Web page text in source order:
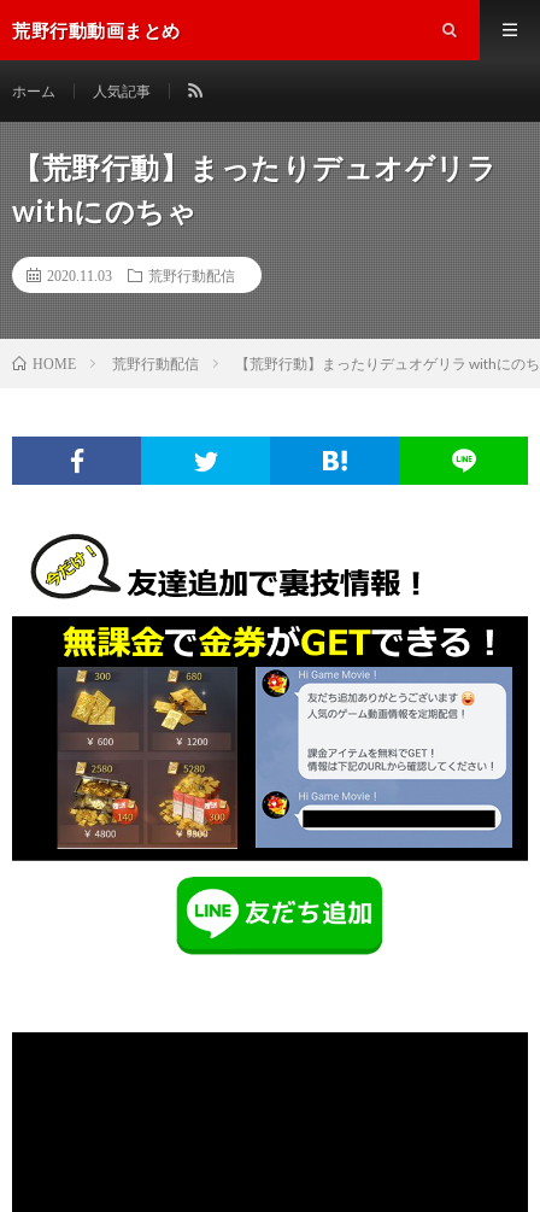
荒野行動動画まとめ
ホーム 人気記事
【荒野行動】まったりデュオゲリラ
withにのちゃ
2020.11.03 荒野行動配信
HOME 荒野行動配信 【荒野行動】まったりデュオゲリラ withにの